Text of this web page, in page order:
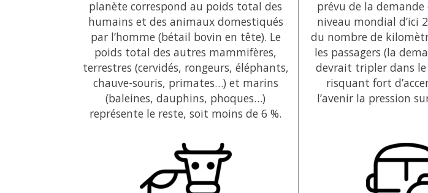
planète correspond au poids total des
humains et des animaux domestiqués
par l’homme (bétail bovin en tête). Le
poids total des autres mammifères,
terrestres (cervidés, rongeurs, éléphants,
chauve-souris, primates…) et marins
(baleines, dauphins, phoques…)
représente le reste, soit moins de 6 %.
prévu de la
niveau mondial d’ici
du nombre de
les passagers (la
devrait tripler dans
risquant fort
l’avenir la pression